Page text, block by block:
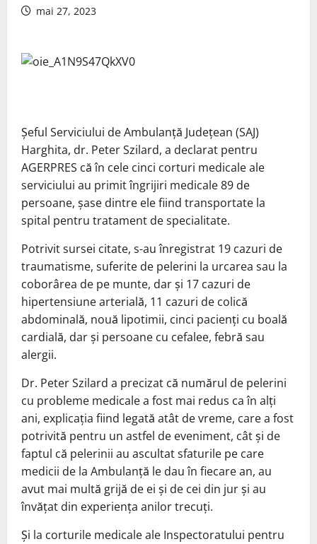
mai 27, 2023
Şeful Serviciului de Ambulanţă Judeţean (SAJ)
Harghita, dr. Peter Szilard, a declarat pentru
AGERPRES că în cele cinci corturi medicale ale
serviciului au primit îngrijiri medicale 89 de
persoane, şase dintre ele fiind transportate la
spital pentru tratament de specialitate.
Potrivit sursei citate, s-au înregistrat 19 cazuri de
traumatisme, suferite de pelerini la urcarea sau la
coborârea de pe munte, dar şi 17 cazuri de
hipertensiune arterială, 11 cazuri de colică
abdominală, nouă lipotimii, cinci pacienţi cu boală
cardială, dar şi persoane cu cefalee, febră sau
alergii.
Dr. Peter Szilard a precizat că numărul de pelerini
cu probleme medicale a fost mai redus ca în alţi
ani, explicaţia fiind legată atât de vreme, care a fost
potrivită pentru un astfel de eveniment, cât şi de
faptul că pelerinii au ascultat sfaturile pe care
medicii de la Ambulanţă le dau în fiecare an, au
avut mai multă grijă de ei şi de cei din jur şi au
învăţat din experienţa anilor trecuţi.
Şi la corturile medicale ale Inspectoratului pentru